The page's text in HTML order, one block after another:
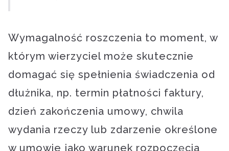
Wymagalność roszczenia to moment, w
którym wierzyciel może skutecznie
domagać się spełnienia świadczenia od
dłużnika, np. termin płatności faktury,
dzień zakończenia umowy, chwila
wydania rzeczy lub zdarzenie określone
w umowie jako warunek rozpoczęcia